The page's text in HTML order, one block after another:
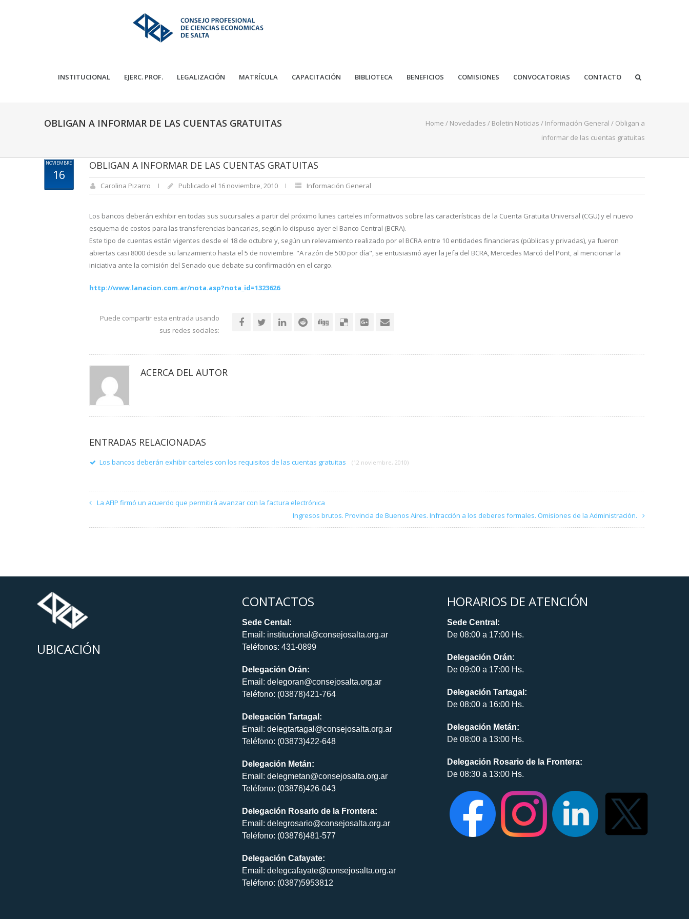
INSTITUCIONAL EJERC. PROF. LEGALIZACIÓN MATRÍCULA CAPACITACIÓN BIBLIOTECA BENEFICIOS COMISIONES CONVOCATORIAS CONTACTO
OBLIGAN A INFORMAR DE LAS CUENTAS GRATUITAS Home / Novedades / Boletin Noticias / Información General / Obligan a
informar de las cuentas gratuitas
NOVIEMBRE
16
OBLIGAN A INFORMAR DE LAS CUENTAS GRATUITAS
Carolina Pizarro Publicado el 16 noviembre, 2010 Información General
Los bancos deberán exhibir en todas sus sucursales a partir del próximo lunes carteles informativos sobre las características de la Cuenta Gratuita Universal (CGU) y el nuevo
esquema de costos para las transferencias bancarias, según lo dispuso ayer el Banco Central (BCRA).
Este tipo de cuentas están vigentes desde el 18 de octubre y, según un relevamiento realizado por el BCRA entre 10 entidades financieras (públicas y privadas), ya fueron
abiertas casi 8000 desde su lanzamiento hasta el 5 de noviembre. "A razón de 500 por día", se entusiasmó ayer la jefa del BCRA, Mercedes Marcó del Pont, al mencionar la
iniciativa ante la comisión del Senado que debate su confirmación en el cargo.
http://www.lanacion.com.ar/nota.asp?nota_id=1323626
Puede compartir esta entrada usando
sus redes sociales:
ACERCA DEL AUTOR
ENTRADAS RELACIONADAS
Los bancos deberán exhibir carteles con los requisitos de las cuentas gratuitas (12 noviembre, 2010)
La AFIP firmó un acuerdo que permitirá avanzar con la factura electrónica
Ingresos brutos. Provincia de Buenos Aires. Infracción a los deberes formales. Omisiones de la Administración.
UBICACIÓN
CONTACTOS
Sede Cental:
Email: institucional@consejosalta.org.ar
Teléfonos: 431-0899
Delegación Orán:
Email: delegoran@consejosalta.org.ar
Teléfono: (03878)421-764
Delegación Tartagal:
Email: delegtartagal@consejosalta.org.ar
Teléfono: (03873)422-648
Delegación Metán:
Email: delegmetan@consejosalta.org.ar
Teléfono: (03876)426-043
Delegación Rosario de la Frontera:
Email: delegrosario@consejosalta.org.ar
Teléfono: (03876)481-577
Delegación Cafayate:
Email: delegcafayate@consejosalta.org.ar
Teléfono: (0387)5953812
HORARIOS DE ATENCIÓN
Sede Central:
De 08:00 a 17:00 Hs.
Delegación Orán:
De 09:00 a 17:00 Hs.
Delegación Tartagal:
De 08:00 a 16:00 Hs.
Delegación Metán:
De 08:00 a 13:00 Hs.
Delegación Rosario de la Frontera:
De 08:30 a 13:00 Hs.